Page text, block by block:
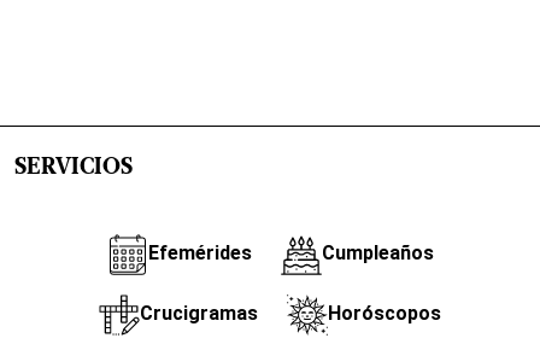
SERVICIOS
Efemérides Cumpleaños
Crucigramas Horóscopos